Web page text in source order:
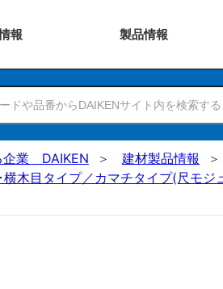
報 製品情報
企業 DAIKEN 建材製品情報
木目タイプ／カマチタイプ(尺モ